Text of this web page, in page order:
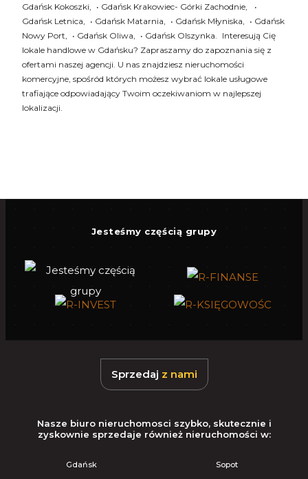
Gdańsk Kokoszki, • Gdańsk Krakowiec- Górki Zachodnie, •
Gdańsk Letnica, • Gdańsk Matarnia, • Gdańsk Młyniska, • Gdańsk
Nowy Port, • Gdańsk Oliwa, • Gdańsk Olszynka. Interesują Cię
lokale handlowe w Gdańsku? Zapraszamy do zapoznania się z
ofertami naszej agencji. U nas znajdziesz nieruchomości
komercyjne, spośród których możesz wybrać lokale usługowe
trafiające odpowiadający Twoim oczekiwaniom w najlepszej
lokalizacji.
Jesteśmy częścią grupy
Sprzedaj z nami
Nasze biuro nieruchomosci szybko, skutecznie i
zyskownie sprzedaje również nieruchomości w:
Gdańsk Sopot